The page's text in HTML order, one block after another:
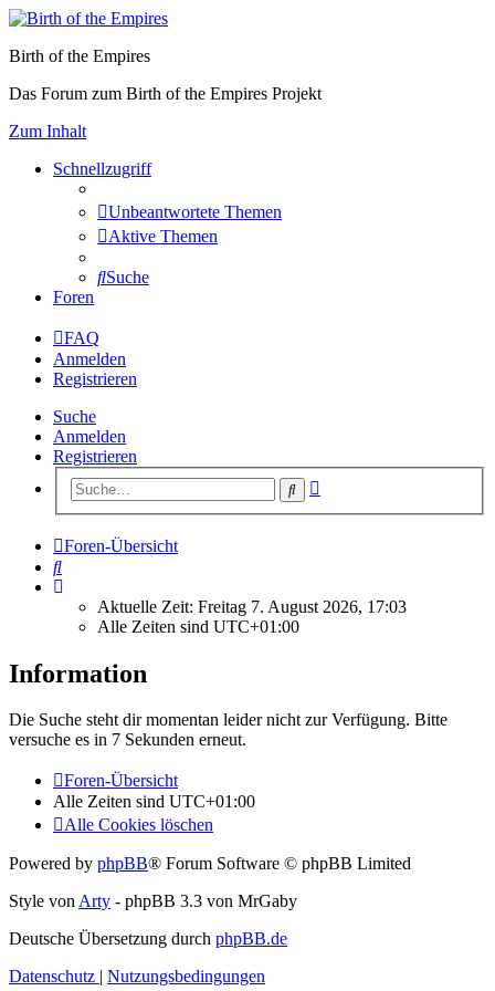
Birth of the Empires
Das Forum zum Birth of the Empires Projekt
Zum Inhalt
Schnellzugriff
Unbeantwortete Themen
Aktive Themen
Suche
Foren
FAQ
Anmelden
Registrieren
Suche
Anmelden
Registrieren
Suche
Foren-Übersicht
Suche
Aktuelle Zeit: Freitag 7. August 2026, 17:03
Alle Zeiten sind UTC+01:00
Information
Die Suche steht dir momentan leider nicht zur Verfügung. Bitte
versuche es in 7 Sekunden erneut.
Foren-Übersicht
Alle Zeiten sind UTC+01:00
Alle Cookies löschen
Powered by phpBB® Forum Software © phpBB Limited
Style vonArty - phpBB 3.3 von MrGaby
Deutsche Übersetzung durch phpBB.de
Datenschutz | Nutzungsbedingungen